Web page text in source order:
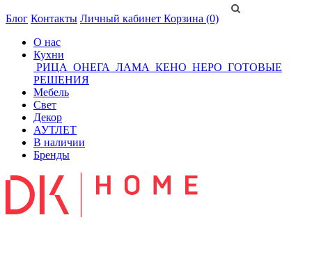
Блог Контакты Личный кабинет Корзина (0)
О нас
Кухни
РИЦА ОНЕГА ЛАМА КЕНО НЕРО ГОТОВЫЕ
РЕШЕНИЯ
Мебель
Свет
Декор
АУТЛЕТ
В наличии
Бренды